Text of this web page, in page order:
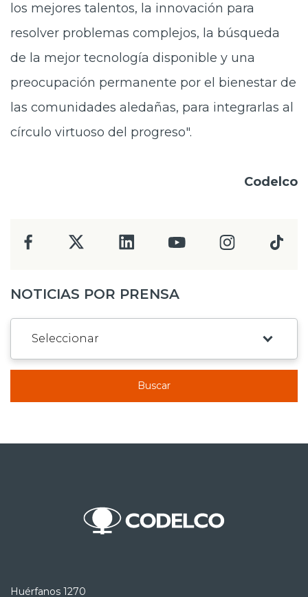
los mejores talentos, la innovación para
resolver problemas complejos, la búsqueda
de la mejor tecnología disponible y una
preocupación permanente por el bienestar de
las comunidades aledañas, para integrarlas al
círculo virtuoso del progreso".
Codelco
NOTICIAS POR PRENSA
Buscar
Huérfanos 1270